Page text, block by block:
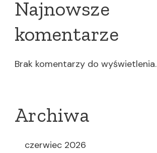
Najnowsze
komentarze
Brak komentarzy do wyświetlenia.
Archiwa
czerwiec 2026